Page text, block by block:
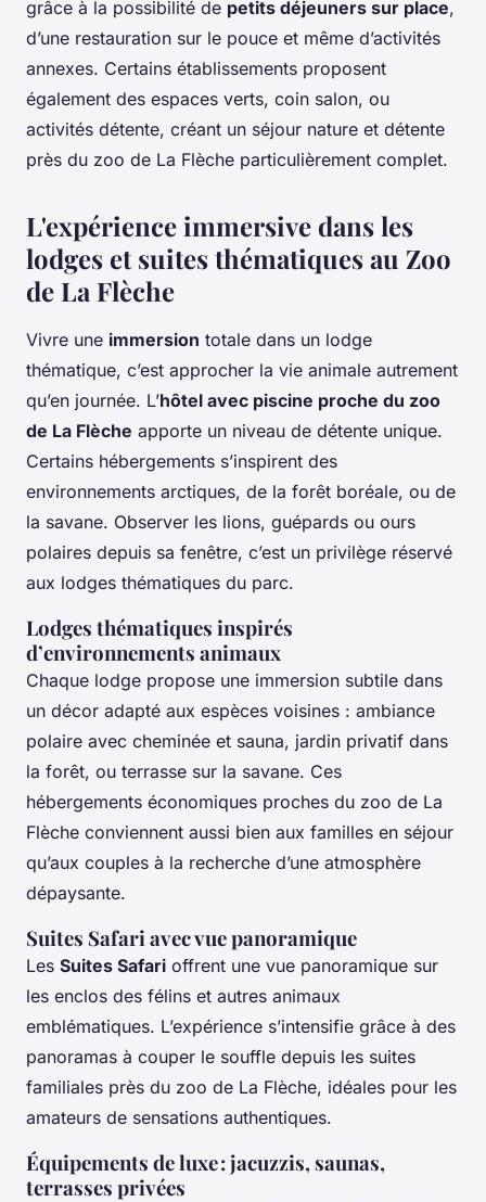
grâce à la possibilité de petits déjeuners sur place,
d’une restauration sur le pouce et même d’activités
annexes. Certains établissements proposent
également des espaces verts, coin salon, ou
activités détente, créant un séjour nature et détente
près du zoo de La Flèche particulièrement complet.
L'expérience immersive dans les
lodges et suites thématiques au Zoo
de La Flèche
Vivre une immersion totale dans un lodge
thématique, c’est approcher la vie animale autrement
qu’en journée. L’hôtel avec piscine proche du zoo
de La Flèche apporte un niveau de détente unique.
Certains hébergements s’inspirent des
environnements arctiques, de la forêt boréale, ou de
la savane. Observer les lions, guépards ou ours
polaires depuis sa fenêtre, c’est un privilège réservé
aux lodges thématiques du parc.
Lodges thématiques inspirés
d’environnements animaux
Chaque lodge propose une immersion subtile dans
un décor adapté aux espèces voisines : ambiance
polaire avec cheminée et sauna, jardin privatif dans
la forêt, ou terrasse sur la savane. Ces
hébergements économiques proches du zoo de La
Flèche conviennent aussi bien aux familles en séjour
qu’aux couples à la recherche d’une atmosphère
dépaysante.
Suites Safari avec vue panoramique
Les Suites Safari offrent une vue panoramique sur
les enclos des félins et autres animaux
emblématiques. L’expérience s’intensifie grâce à des
panoramas à couper le souffle depuis les suites
familiales près du zoo de La Flèche, idéales pour les
amateurs de sensations authentiques.
Équipements de luxe : jacuzzis, saunas,
terrasses privées